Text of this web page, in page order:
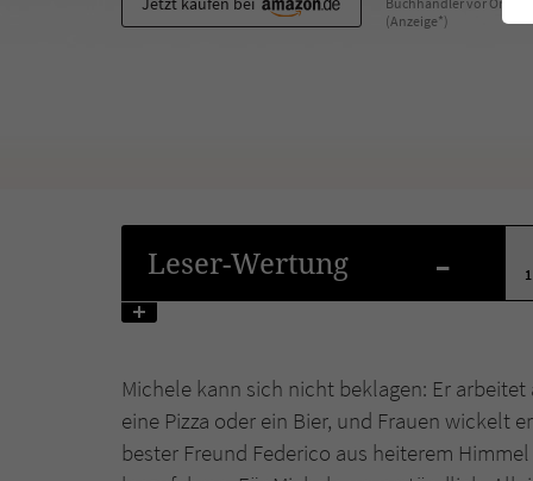
(Anzeige*)
Leser-Wertung -
1
Michele kann sich nicht beklagen: Er
eine Pizza oder ein Bier, und Frauen wickelt
bester Freund Federico aus heiterem